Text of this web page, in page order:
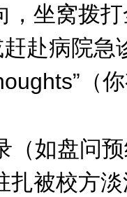
，坐窝拨
赴病院急
（
（如盘问
扎被校方